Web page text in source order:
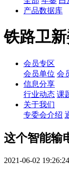
产品数据库
铁路卫
会员专区
会员单位 会
信息分享
行业动态 课
关于我们
专委会介绍
这个智能输
2021-06-02 19:26:24